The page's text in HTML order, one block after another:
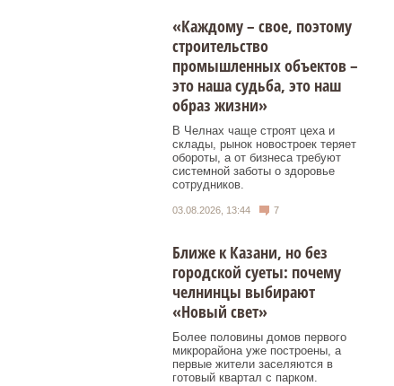
«Каждому – свое, поэтому
строительство
промышленных объектов –
это наша судьба, это наш
образ жизни»
В Челнах чаще строят цеха и
склады, рынок новостроек теряет
обороты, а от бизнеса требуют
системной заботы о здоровье
сотрудников.
03.08.2026, 13:44 7
Ближе к Казани, но без
городской суеты: почему
челнинцы выбирают
«Новый свет»
Более половины домов первого
микрорайона уже построены, а
первые жители заселяются в
готовый квартал с парком.